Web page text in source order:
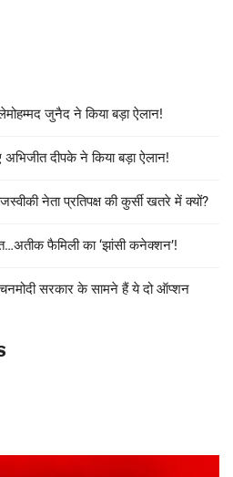
जुनैद ने किया बड़ा ऐलान!
दीपके ने किया बड़ा ऐलान!
नेता प्रतिपक्ष की कुर्सी खतरे में क्यों?
फैमिली का ‘झांसी कनेक्शन’!
सरकार के सामने हैं ये दो ऑप्शन